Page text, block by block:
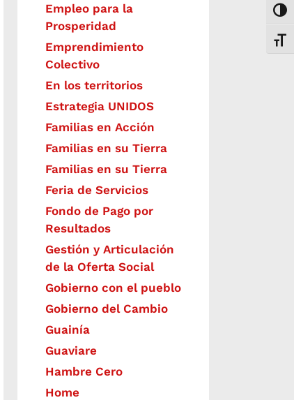
Empleo para la
Prosperidad
Emprendimiento
Colectivo
En los territorios
Estrategia UNIDOS
Familias en Acción
Familias en su Tierra
Familias en su Tierra
Feria de Servicios
Fondo de Pago por
Resultados
Gestión y Articulación
de la Oferta Social
Gobierno con el pueblo
Gobierno del Cambio
Guainía
Guaviare
Hambre Cero
Home